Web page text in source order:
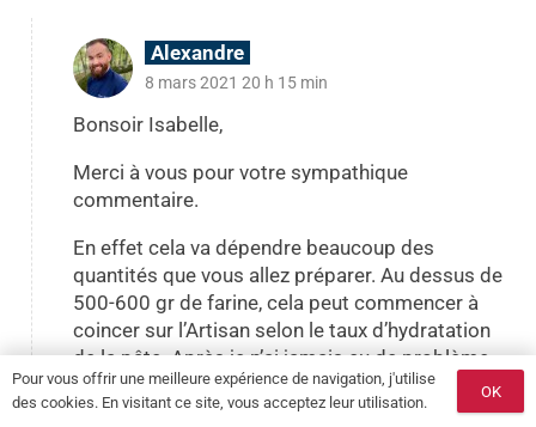
Alexandre
8 mars 2021 20 h 15 min
Bonsoir Isabelle,
Merci à vous pour votre sympathique
commentaire.
En effet cela va dépendre beaucoup des
quantités que vous allez préparer. Au dessus de
500-600 gr de farine, cela peut commencer à
coincer sur l’Artisan selon le taux d’hydratation
de la pâte. Après je n’ai jamais eu de problème
de bols coincés même sur des quantités
importantes.
Pour vous offrir une meilleure expérience de navigation, j'utilise
des cookies. En visitant ce site, vous acceptez leur utilisation.
OK